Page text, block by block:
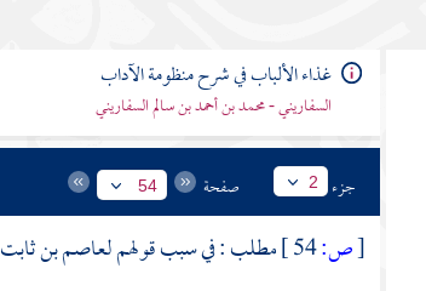
غذاء الألباب في شرح منظومة الآداب
السفاريني - محمد بن أحمد بن سالم السفاريني
جزء 2 صفحة 54
[ص: مطلب : في سبب قولهملعاصم بن ثابت